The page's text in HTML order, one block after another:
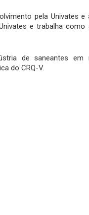
pela Univates
e trabalha como
de saneantes em
do CRQ-V.